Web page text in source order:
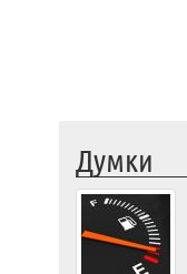
Думки